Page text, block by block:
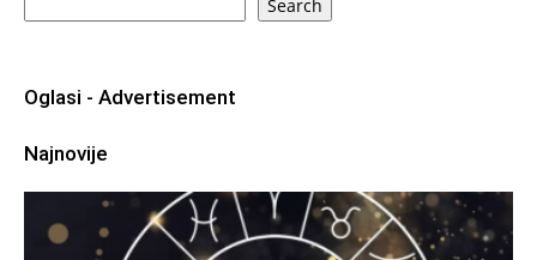
Search
Oglasi - Advertisement
Najnovije